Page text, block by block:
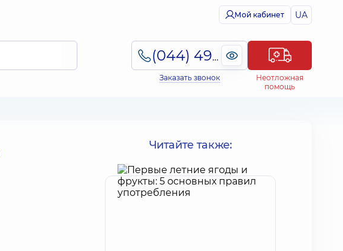
Мой кабинет UA
(044) 495-2-888
Заказать звонок
Неотложная
помощь
Читайте также: